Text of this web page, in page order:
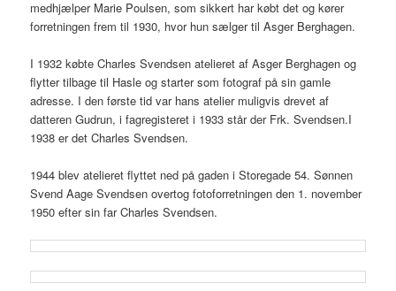
medhjælper Marie Poulsen, som sikkert har købt det og kører
forretningen frem til 1930, hvor hun sælger til Asger Berghagen.
I 1932 købte Charles Svendsen atelieret af Asger Berghagen og
flytter tilbage til Hasle og starter som fotograf på sin gamle
adresse. I den første tid var hans atelier muligvis drevet af
datteren Gudrun, i fagregisteret i 1933 står der Frk. Svendsen.I
1938 er det Charles Svendsen.
1944 blev atelieret flyttet ned på gaden i Storegade 54. Sønnen
Svend Aage Svendsen overtog fotoforretningen den 1. november
1950 efter sin far Charles Svendsen.